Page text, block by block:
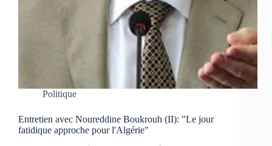
Politique
Entretien avec Noureddine Boukrouh (II): "Le jour
fatidique approche pour l'Algérie"